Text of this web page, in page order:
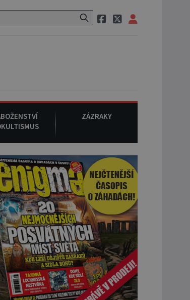
zvláštní psovitá šelma, údajně bájná čupakabra.
ZÁZRAKY